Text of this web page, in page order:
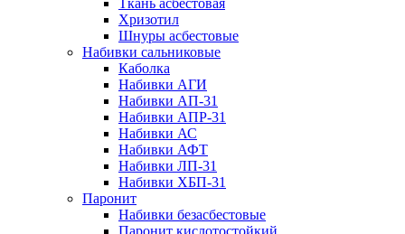
Ткань асбестовая
Хризотил
Шнуры асбестовые
Набивки сальниковые
Каболка
Набивки АГИ
Набивки АП-31
Набивки АПР-31
Набивки АС
Набивки АФТ
Набивки ЛП-31
Набивки ХБП-31
Паронит
Набивки безасбестовые
Паронит кислотостойкий